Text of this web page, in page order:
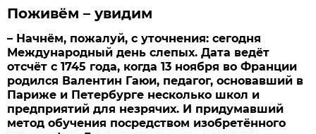
Поживём – увидим
– Начнём, пожалуй, с уточнения: сегодня
Международный день слепых. Дата ведёт
отсчёт с 1745 года, когда 13 ноября во Франции
родился Валентин Гаюи, педагог, основавший в
Париже и Петербурге несколько школ и
предприятий для незрячих. И придумавший
метод обучения посредством изобретённого